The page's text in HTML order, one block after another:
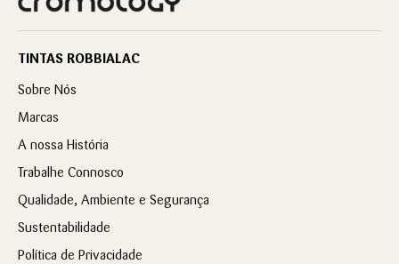
TINTAS ROBBIALAC
Sobre Nós
Marcas
A nossa História
Trabalhe Connosco
Qualidade, Ambiente e Segurança
Sustentabilidade
Política de Privacidade